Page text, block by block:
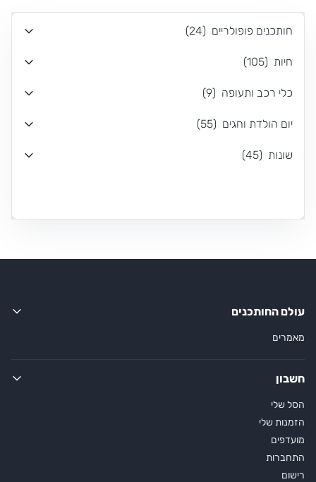
חותכנים פופולריים (
24
)
חיות (
105
)
כלי רכב ותעופה (
9
)
יום הולדת וחגים (
55
)
שונות (
45
)
עולם החותכנים
מאמרים
חשבון
הסל שלי
הזמנות שלי
מועדפים
התחברות
רישום